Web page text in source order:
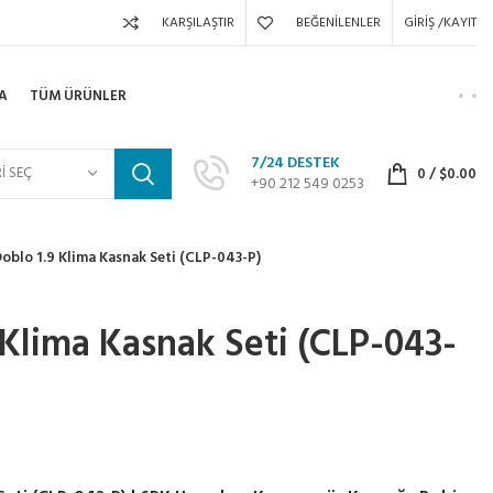
KARŞILAŞTIR BEĞENILENLER GIRIŞ /KAYIT
TÜM ÜRÜNLER
SEÇ
7/24 DESTEK
+90 212 549 0253
0/$0.00
1.9 Klima Kasnak Seti (CLP-043-P)
Kasnak Seti (CLP-043-